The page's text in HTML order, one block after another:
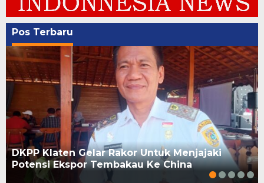
Pos Terbaru
DKPP Klaten Gelar Rakor Untuk Menjajaki
Potensi Ekspor Tembakau Ke China